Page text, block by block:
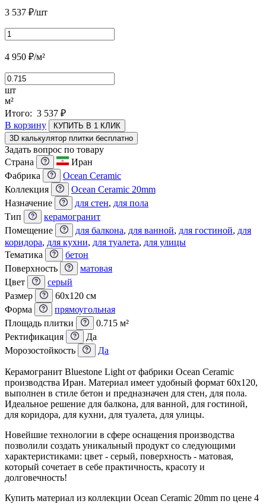
3 537 ₽/шт
4 950 ₽/м²
шт
м²
Итого: 3 537 ₽
В корзину
КУПИТЬ В 1 КЛИК
3D калькулятор плитки бесплатно
Задать вопрос по товару
Страна
Иран
Фабрика
Ocean Ceramic
Коллекция
Ocean Ceramic 20mm
Назначение
для стен, для пола
Тип
керамогранит
Помещение
для балкона, для ванной, для гостиной, для
коридора, для кухни, для туалета, для улицы
Тематика
бетон
Поверхность
матовая
Цвет
серый
Размер
60x120 см
Форма
прямоугольная
Площадь плитки
0.715 м²
Ректификация
Да
Морозостойкость
Да
Керамогранит Bluestone Light от фабрики Ocean Ceramic
производства Иран. Материал имеет удобный формат 60x120,
выполнен в стиле бетон и предназначен для стен, для пола.
Идеальное решение для балкона, для ванной, для гостиной,
для коридора, для кухни, для туалета, для улицы.
Новейшие технологии в сфере оснащения производства
позволили создать уникальный продукт со следующими
характеристиками: цвет - серый, поверхность - матовая,
который сочетает в себе практичность, красоту и
долговечность!
Купить материал из коллекции Ocean Ceramic 20mm по цене 4